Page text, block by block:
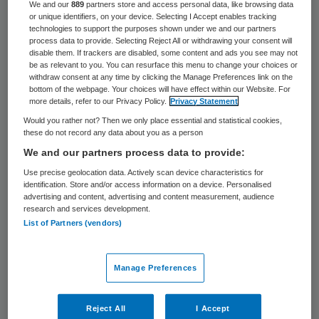
De Amerikaanse farmaceut Abbvie neemt
zijn branchegenoot Pharmacyclics voor 21
miljard dollar (19 miljard euro) over. Dat
maakt het bedrijf donderdag bekend.
Pharmacyclics is gespecialiseerd in de
behandeling van kanker. Met de overname
versterkt Abbvie zijn eigen positie in die
groeiende markt en wordt het bedrijf
minder afhankelijk van zijn reumamiddel
Humira. Dat zorgt nu nog voor het
We and our889 partners store and access personal data, like browsing data
or unique identifiers, on your device. Selecting I Accept enables tracking
technologies to support the purposes shown under we and our partners
process data to provide. Selecting Reject All or withdrawing your consent will
disable them. If trackers are disabled, some content and ads you see may not
be as relevant to you. You can resurface this menu to change your choices or
withdraw consent at any time by clicking the Manage Preferences link on the
bottom of the webpage. Your choices will have effect within our Website. For
more details, refer to our Privacy Policy.
Privacy Statement
Would you rather not? Then we only place essential and statistical cookies,
these do not record any data about you as a person
We and our partners process data to provide:
Use precise geolocation data. Actively scan device characteristics for
identification. Store and/or access information on a device. Personalised
advertising and content, advertising and content measurement, audience
research and services development.
List of Partners (vendors)
Manage Preferences
Reject All I Accept